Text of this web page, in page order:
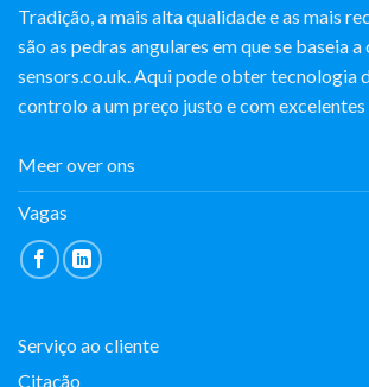
Tradição, a mais alta qualidade e as mais
são as pedras angulares em que se baseia
sensors.co.uk. Aqui pode obter tecnologia
controlo a um preço justo e com excelentes
Meer over ons
Vagas
Serviço ao cliente
Citação